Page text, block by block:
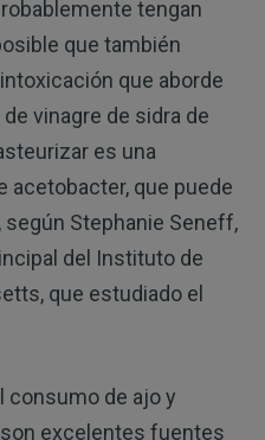
tengan
que también
que aborde
vinagre de sidra de
es una
acetobacter, que puede
Stephanie Seneff,
del Instituto de
que estudiado el
consumo de ajo y
excelentes fuentes